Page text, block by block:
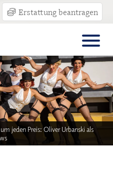
Erstattung beantragen
jeden Preis: Oliver Urbanski als